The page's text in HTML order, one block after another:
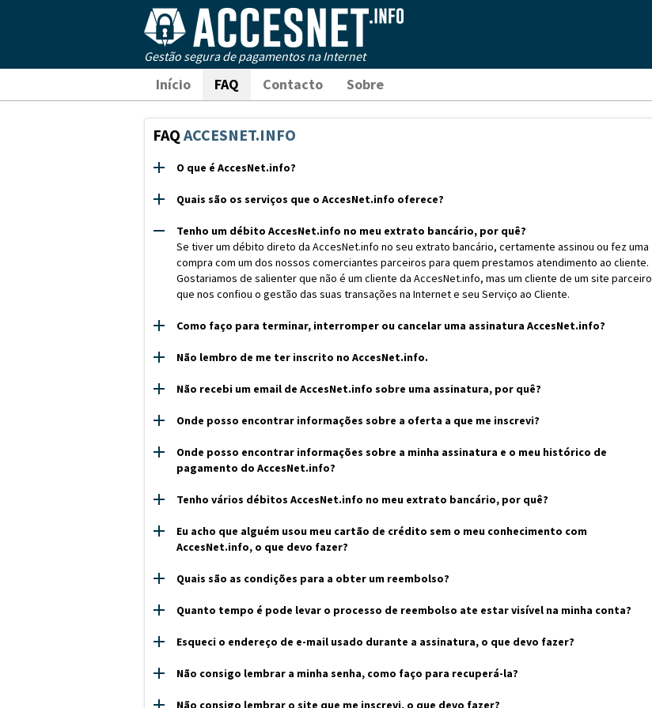
Gestão segura de pagamentos na Internet
Início FAQ Contacto Sobre
FAQ ACCESNET.INFO
O que é AccesNet.info?
Quais são os serviços que o AccesNet.info oferece?
Tenho um débito AccesNet.info no meu extrato bancário, por quê?
Se tiver um débito direto da AccesNet.info no seu extrato bancário, certamente assinou ou fez uma
compra com um dos nossos comerciantes parceiros para quem prestamos atendimento ao cliente.
Gostariamos de salienter que não é um cliente da AccesNet.info, mas um cliente de um site parceiro
que nos confiou o gestão das suas transações na Internet e seu Serviço ao Cliente.
Como faço para terminar, interromper ou cancelar uma assinatura AccesNet.info?
Não lembro de me ter inscrito no AccesNet.info.
Não recebi um email de AccesNet.info sobre uma assinatura, por quê?
Onde posso encontrar informações sobre a oferta a que me inscrevi?
Onde posso encontrar informações sobre a minha assinatura e o meu histórico de
pagamento do AccesNet.info?
Tenho vários débitos AccesNet.info no meu extrato bancário, por quê?
Eu acho que alguém usou meu cartão de crédito sem o meu conhecimento com
AccesNet.info, o que devo fazer?
Quais são as condições para a obter um reembolso?
Quanto tempo é pode levar o processo de reembolso ate estar visível na minha conta?
Esqueci o endereço de e-mail usado durante a assinatura, o que devo fazer?
Não consigo lembrar a minha senha, como faço para recuperá-la?
Não consigo lembrar o site que me inscrevi, o que devo fazer?